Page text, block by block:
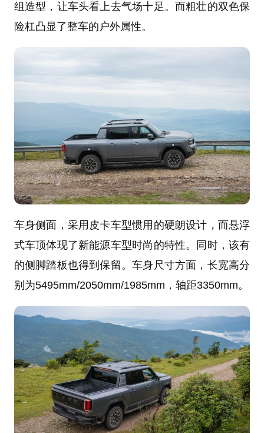
组造型，让车头看上去气场十足。而粗壮的双色保
险杠凸显了整车的户外属性。
车身侧面，采用皮卡车型惯用的硬朗设计，而悬浮
式车顶体现了新能源车型时尚的特性。同时，该有
的侧脚踏板也得到保留。车身尺寸方面，长宽高分
别为5495mm/2050mm/1985mm，轴距3350mm。